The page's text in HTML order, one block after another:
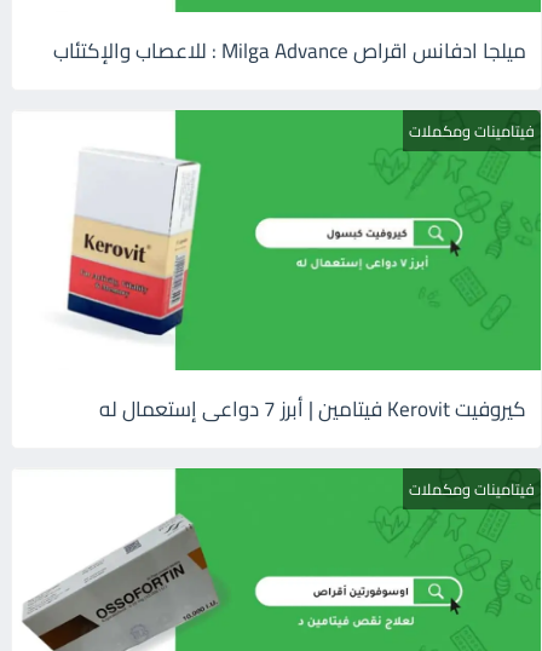
ميلجا ادفانس اقراص Milga Advance : للاعصاب والإكتئاب
فيتامينات ومكملات
كيروفيت Kerovit فيتامين | أبرز 7 دواعى إستعمال له
فيتامينات ومكملات